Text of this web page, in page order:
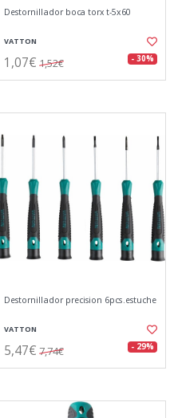
Destornillador boca torx t-5x60
VATTON
1,07€ 1,52€ - 30%
Destornillador precision 6pcs.estuche
VATTON
5,47€ 7,74€ - 29%